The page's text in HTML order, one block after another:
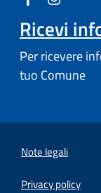
Ricevi
Per ricevere
tuo Comune
Note legali
Privacy policy